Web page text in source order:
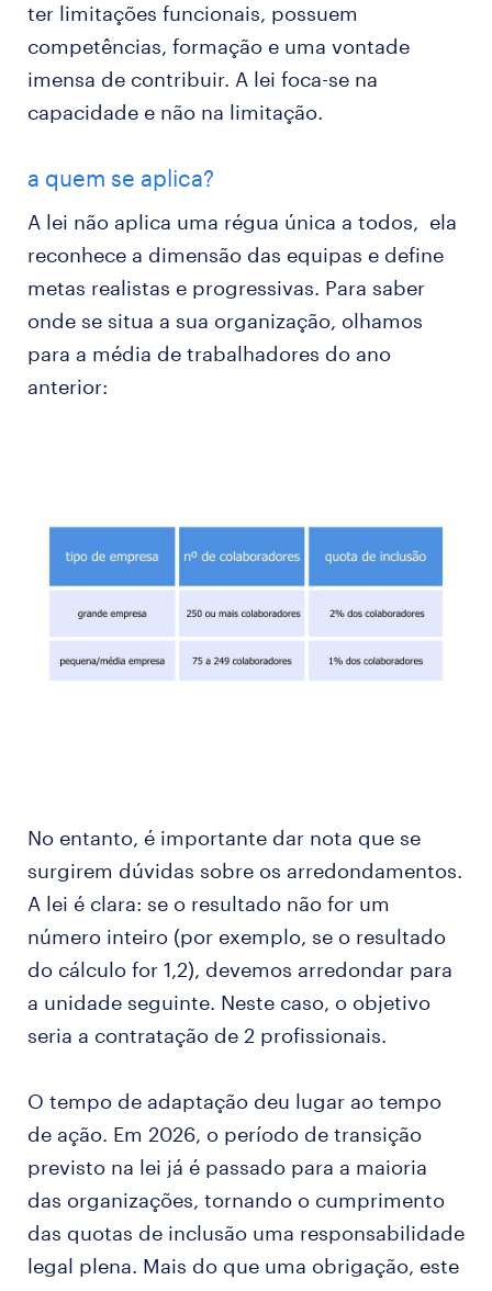
ter limitações funcionais, possuem
competências, formação e uma vontade
imensa de contribuir. A lei foca-se na
capacidade e não na limitação.
a quem se aplica?
A lei não aplica uma régua única a todos, ela
reconhece a dimensão das equipas e define
metas realistas e progressivas. Para saber
onde se situa a sua organização, olhamos
para a média de trabalhadores do ano
anterior:
No entanto, é importante dar nota que se
surgirem dúvidas sobre os arredondamentos.
A lei é clara: se o resultado não for um
número inteiro (por exemplo, se o resultado
do cálculo for 1,2), devemos arredondar para
a unidade seguinte. Neste caso, o objetivo
seria a contratação de 2 profissionais.
O tempo de adaptação deu lugar ao tempo
de ação. Em 2026, o período de transição
previsto na lei já é passado para a maioria
das organizações, tornando o cumprimento
das quotas de inclusão uma responsabilidade
legal plena. Mais do que uma obrigação, este